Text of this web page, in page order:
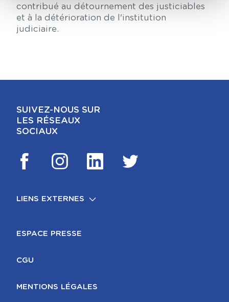
contribué au détournement des justiciables
et à la détérioration de l'institution
judiciaire.
SUIVEZ-NOUS SUR
LES RÉSEAUX
SOCIAUX
LIENS EXTERNES
ESPACE PRESSE
CGU
MENTIONS LÉGALES